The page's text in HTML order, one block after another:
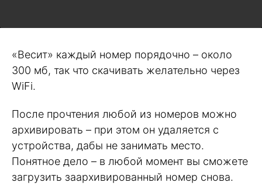
«Весит» каждый номер порядочно – около
300 мб, так что скачивать желательно через
WiFi.
После прочтения любой из номеров можно
архивировать – при этом он удаляется с
устройства, дабы не занимать место.
Понятное дело – в любой момент вы сможете
загрузить заархивированный номер снова.